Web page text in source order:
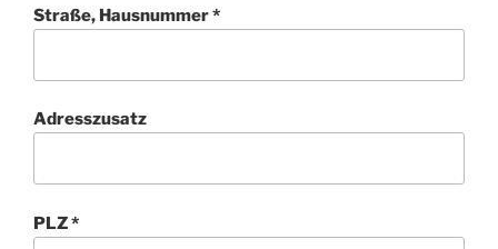
Straße, Hausnummer *
Adresszusatz
PLZ *